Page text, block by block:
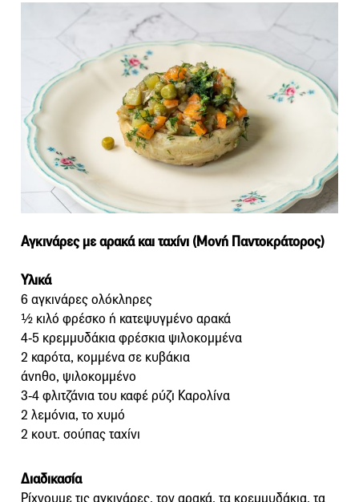
Αγκινάρες με αρακά και ταχίνι (Μονή Παντοκράτορος)
Υλικά
6 αγκινάρες ολόκληρες
½ κιλό φρέσκο ή κατεψυγμένο αρακά
4-5 κρεμμυδάκια φρέσκια ψιλοκομμένα
2 καρότα, κομμένα σε κυβάκια
άνηθο, ψιλοκομμένο
3-4 φλιτζάνια του καφέ ρύζι Καρολίνα
2 λεμόνια, το χυμό
2 κουτ. σούπας ταχίνι
Διαδικασία